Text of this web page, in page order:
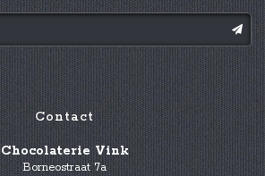
Contact
Chocolaterie Vink
Borneostraat 7a